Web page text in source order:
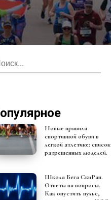
Популярное
Новые правила
спортивной обуви в
легкой атлетике: список
разрешенных моделей.
Школа Бега СкиРан.
Ответы на вопросы.
Как опустить пульс,